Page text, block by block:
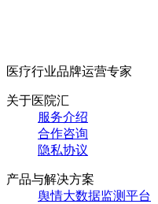
医疗行业品牌运营专家
关于医院汇
服务介绍
合作咨询
隐私协议
产品与解决方案
舆情大数据监测平台